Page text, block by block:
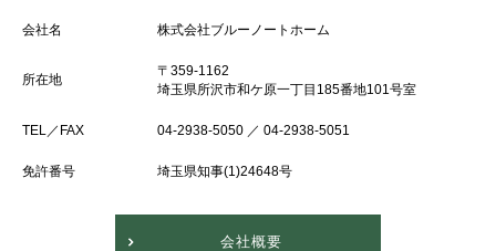
会社名 株式会社ブルーノートホーム
所在地
〒359-1162
埼玉県所沢市和ケ原一丁目185番地101号室
TEL／FAX 04-2938-5050 ／ 04-2938-5051
免許番号 埼玉県知事(1)24648号
会社概要